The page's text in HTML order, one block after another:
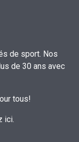
de sport. Nos
de 30 ans avec
tous!
ici.